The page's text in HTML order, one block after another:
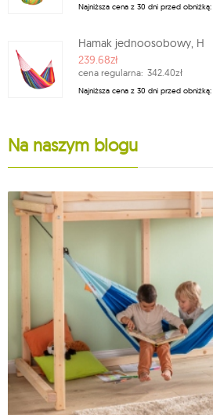
Najniższa cena z 30 dni przed obniżką:
Hamak jednoosobowy, H
239.68zł
cena regularna: 342.40zł
Najniższa cena z 30 dni przed obniżką:
Na naszym blogu